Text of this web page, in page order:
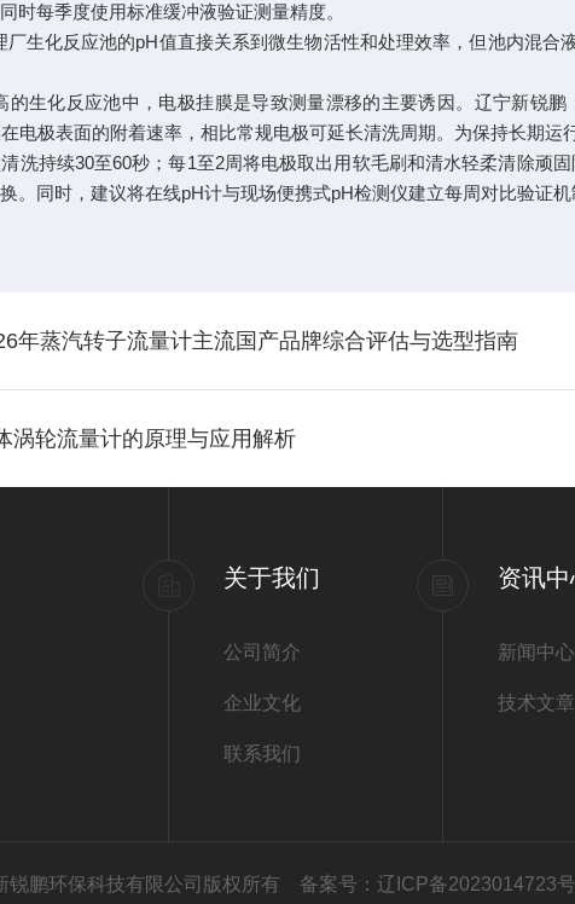
时每季度使用标准缓冲液验证测量精度。
厂生化反应池的pH值直接关系到微生物活性和处理效率，但池内混
的生化反应池中，电极挂膜是导致测量漂移的主要诱因。辽宁新锐
电极表面的附着速率，相比常规电极可延长清洗周期。为保持长期
洗持续30至60秒；每1至2周将电极取出用软毛刷和清水轻柔清除顽
。同时，建议将在线pH计与现场便携式pH检测仪建立每周对比验证
年蒸汽转子流量计主流国产品牌综合评估与选型指南
涡轮流量计的原理与应用解析
关于我们
公司简介
企业文化
联系我们
资讯
新闻中心
技术文章
锐鹏环保科技有限公司版权所有 备案号：辽ICP备2023014723